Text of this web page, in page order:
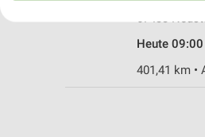
67433
Heute
401,41 km •
Erstellung von Profilen zur